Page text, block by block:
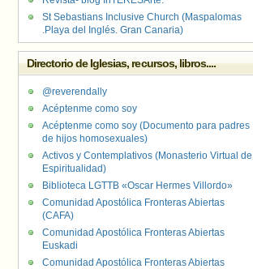
St Sebastians Inclusive Church (Maspalomas
.Playa del Inglés. Gran Canaria)
Directorio de Iglesias, recursos, libros....
@reverendally
Acéptenme como soy
Acéptenme como soy (Documento para padres
de hijos homosexuales)
Activos y Contemplativos (Monasterio Virtual de
Espiritualidad)
Biblioteca LGTTB «Oscar Hermes Villordo»
Comunidad Apostólica Fronteras Abiertas
(CAFA)
Comunidad Apostólica Fronteras Abiertas
Euskadi
Comunidad Apostólica Fronteras Abiertas